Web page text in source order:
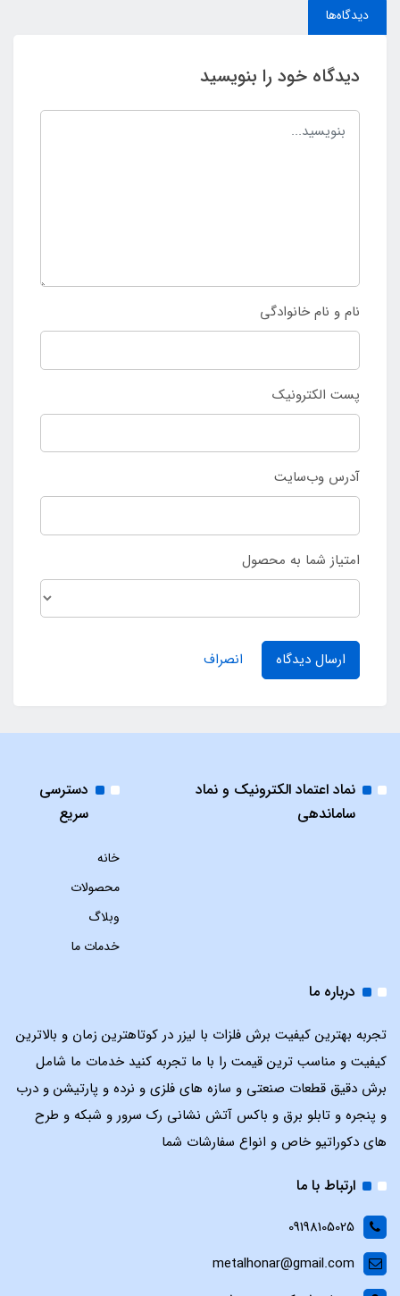
دیدگاه‌ها
دیدگاه خود را بنویسید
نام و نام خانوادگی
پست الکترونیک
آدرس وب‌سایت
امتیاز شما به محصول
ارسال دیدگاه انصراف
نماد اعتماد الکترونیک و نماد
ساماندهی
دسترسی
سریع
خانه
محصولات
وبلاگ
خدمات ما
درباره ما
تجربه بهترین کیفیت برش فلزات با لیزر در کوتاهترین زمان و بالاترین
کیفیت و مناسب ترین قیمت را با ما تجربه کنید خدمات ما شامل
برش دقیق قطعات صنعتی و سازه های فلزی و نرده و پارتیشن و درب
و پنجره و تابلو برق و باکس آتش نشانی رک سرور و شبکه و طرح
های دکوراتیو خاص و انواع سفارشات شما
ارتباط با ما
09198105025
metalhonar@gmail.com